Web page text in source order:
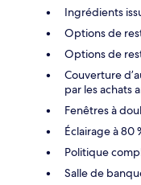
Ingrédients
Options de
Options de
Couverture
par les achats
Fenêtres à
Éclairage à 80
Politique
Salle de